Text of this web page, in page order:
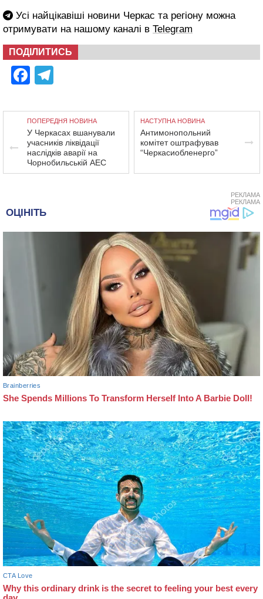
Усі найцікавіші новини Черкас та регіону можна
отримувати на нашому каналі в Telegram
ПОДІЛИТИСЬ
Facebook
ПОПЕРЕДНЯ НОВИНА
У Черкасах вшанували
учасників ліквідації
наслідків аварії на
Чорнобильській АЕС
НАСТУПНА НОВИНА
Антимонопольний
комітет оштрафував
“Черкасиобленерго”
РЕКЛАМА
РЕКЛАМА